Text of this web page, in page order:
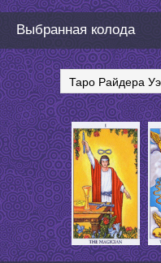
Выбранная колода
Таро Райдера